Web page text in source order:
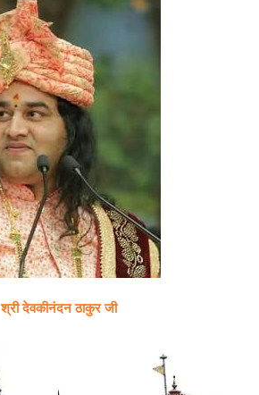
श्री देवकीनंदन ठाकुर जी